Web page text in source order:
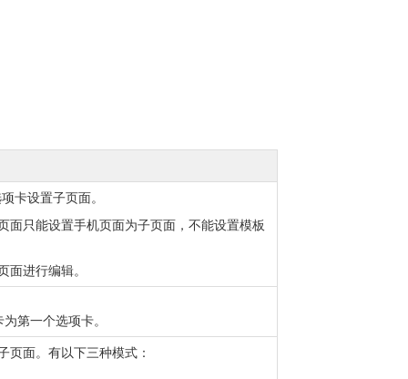
卡设置子页面。
面只能设置手机页面为子页面，不能设置模板
进行编辑。
第一个选项卡。
页面。有以下三种模式：